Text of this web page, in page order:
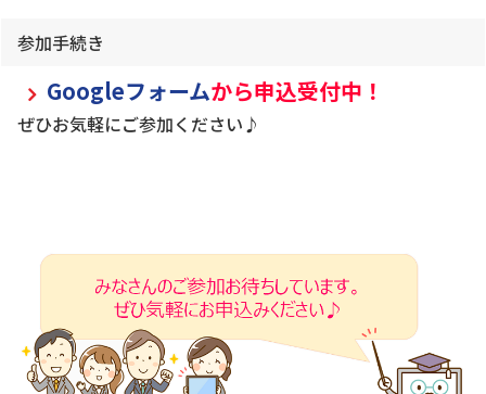
参加手続き
Googleフォームから申込受付中！
ぜひお気軽にご参加ください♪